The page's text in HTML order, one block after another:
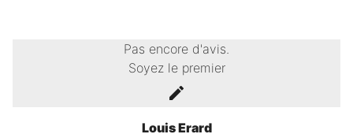
Pas encore d'avis.
Soyez le premier
Louis Erard